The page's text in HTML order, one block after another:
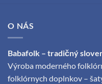
O NÁS
Babafolk – tradičný
Výroba moderného
folklórnych doplnkov –